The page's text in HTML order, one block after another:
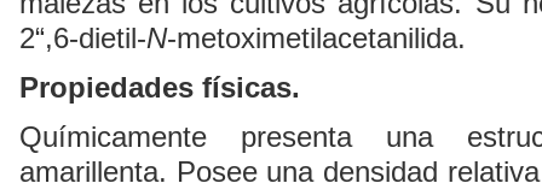
2“,6-dietil-N-metoximetilacetanilida.
Propiedades físicas.
Químicamente presenta una
amarillenta. Posee una densidad